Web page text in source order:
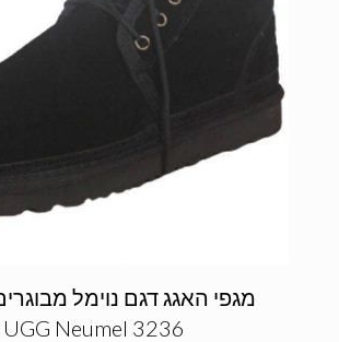
מגפי האגג דגם נוימל
UGG Neumel 3236